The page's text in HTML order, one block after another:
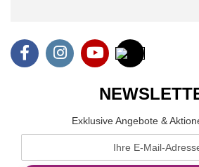
Exklusive Angebote &